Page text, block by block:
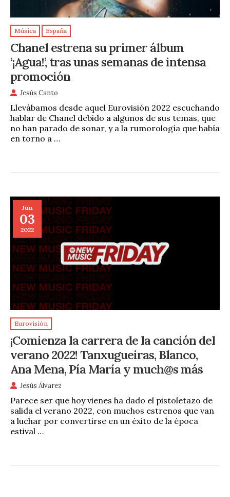
Música España
Chanel estrena su primer álbum
‘¡Agua!’, tras unas semanas de intensa
promoción
Jesús Canto
Llevábamos desde aquel Eurovisión 2022 escuchando
hablar de Chanel debido a algunos de sus temas, que
no han parado de sonar, y a la rumorología que había
en torno a …
Jun
03
2022
Eurovisión
¡Comienza la carrera de la canción del
verano 2022! Tanxugueiras, Blanco,
Ana Mena, Pía María y much@s más
Jesús Álvarez
Parece ser que hoy vienes ha dado el pistoletazo de
salida el verano 2022, con muchos estrenos que van
a luchar por convertirse en un éxito de la época
estival …